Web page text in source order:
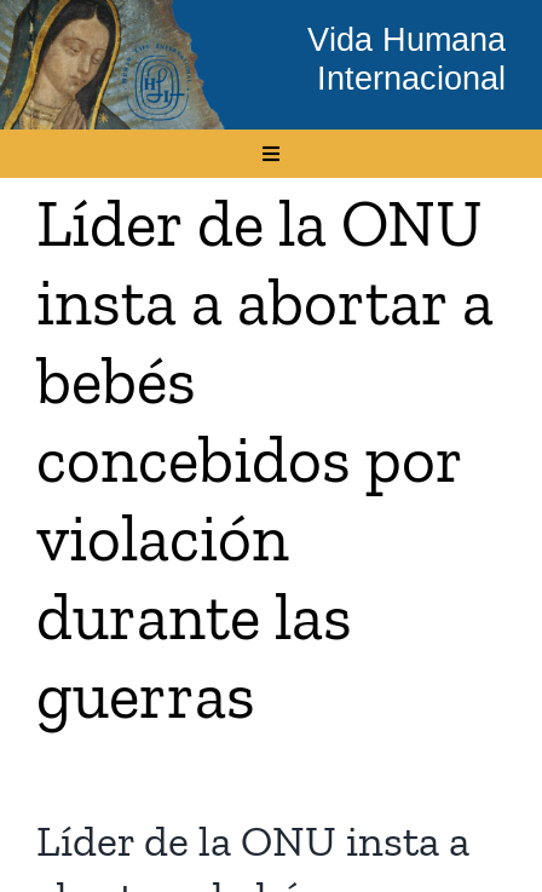
Skip
to
content
Vida Humana
Internacional
Toggle
Inicio
Conócenos
Temas
Boletín Electrónico
Media
Tienda Virtual
Buscar
Líder de la ONU
insta a abortar a
bebés
concebidos por
violación
durante las
guerras
Líder de la ONU insta a